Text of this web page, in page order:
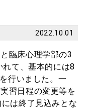
2022.10.01
臨床心理学部の3
れて、基本的には8
行いました。一
習日程の変更等を
には終了見込みとな